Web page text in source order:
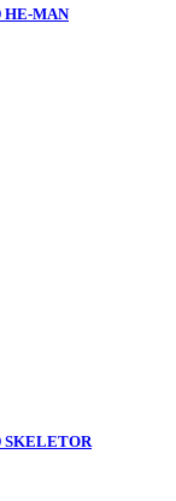
HE-MAN
SKELETOR